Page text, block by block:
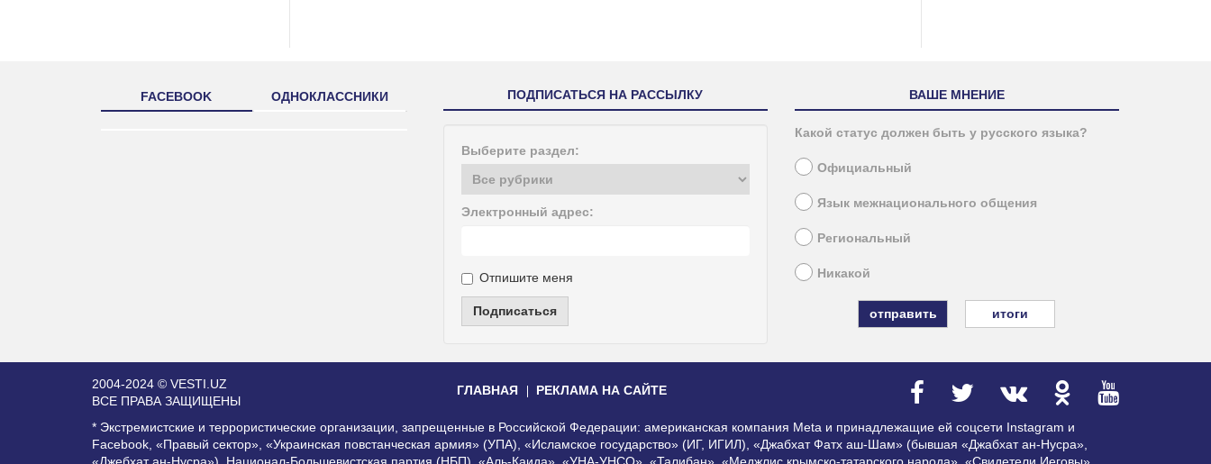
FACEBOOK ОДНОКЛАССНИКИ ПОДПИСАТЬСЯ НА РАССЫЛКУ
Выберите раздел:
Электронный адрес:
Отпишите меня
Подписаться
ВАШЕ МНЕНИЕ
Какой статус должен быть у русского языка?
Официальный
Язык межнационального общения
Региональный
Никакой
итоги
2004-2024 © VESTI.UZ
ВСЕ ПРАВА ЗАЩИЩЕНЫ
ГЛАВНАЯ РЕКЛАМА НА САЙТЕ
* Экстремистские и террористические организации, запрещенные в Российской Федерации: американская компания Meta и принадлежащие ей соцсети Instagram и
Facebook, «Правый сектор», «Украинская повстанческая армия» (УПА), «Исламское государство» (ИГ, ИГИЛ), «Джабхат Фатх аш-Шам» (бывшая «Джабхат ан-Нусра»,
«Джебхат ан-Нусра»), Национал-Большевистская партия (НБП), «Аль-Каида», «УНА-УНСО», «Талибан», «Меджлис крымско-татарского народа», «Свидетели Иеговы»,